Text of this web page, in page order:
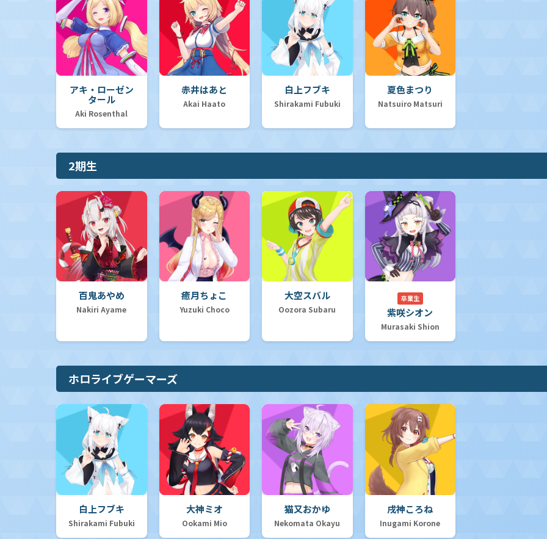
【hSD19】ライブスタートデッキ「大空スバル」
【hSD18】ライブスタートデッキ「森カリオペ」
【hSD17】ライブスタートデッキ「星街すいせい」
【hSD16】ライブスタートデッキ「さくらみこ」
【hSD15】ライブスタートデッキ「儒烏風亭らでん」
【hSD14】ライブスタートデッキ「白上フブキ」
【hSD12】スタートデッキ 推し Advent
【hSD11】スタートデッキ「FLOW GLOW 推し 虎金妃笑虎」
【hSD10】スタートデッキ「FLOW GLOW 推し 輪堂千速」
アキ・ローゼン
タール
Aki Rosenthal
赤井はあと
Akai Haato
白上フブキ
Shirakami Fubuki
夏色まつり
Natsuiro Matsuri
2期生
百鬼あやめ
Nakiri Ayame
癒月ちょこ
Yuzuki Choco
大空スバル
Oozora Subaru
卒業生
紫咲シオン
Murasaki Shion
ホロライブゲーマーズ
白上フブキ
Shirakami Fubuki
大神ミオ
Ookami Mio
猫又おかゆ
Nekomata Okayu
戌神ころね
Inugami Korone